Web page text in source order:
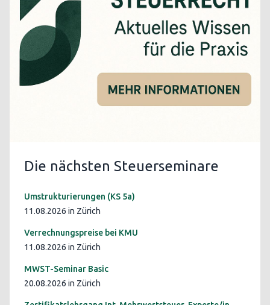
Die nächsten Steuerseminare
Umstrukturierungen (KS 5a)
11.08.2026 in Zürich
Verrechnungspreise bei KMU
11.08.2026 in Zürich
MWST-Seminar Basic
20.08.2026 in Zürich